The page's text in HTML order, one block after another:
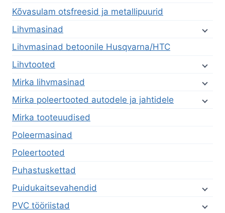
Kõvasulam otsfreesid ja metallipuurid
Lihvmasinad
Lihvmasinad betoonile Husqvarna/HTC
Lihvtooted
Mirka lihvmasinad
Mirka poleertooted autodele ja jahtidele
Mirka tooteuudised
Poleermasinad
Poleertooted
Puhastuskettad
Puidukaitsevahendid
PVC tööriistad